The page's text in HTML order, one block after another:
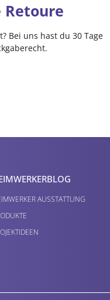
Retoure
Bei uns hast du 30 Tage
AUSSTATTUNG